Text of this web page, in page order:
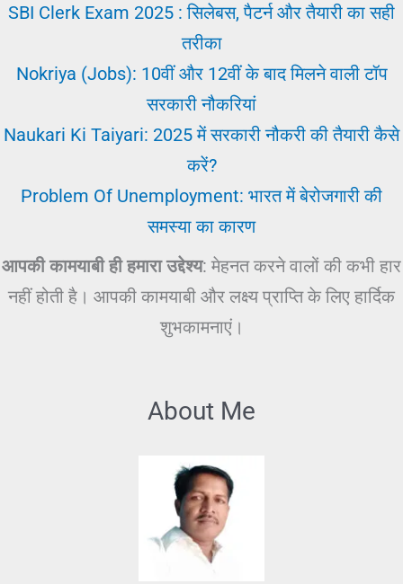
SBI Clerk Exam 2025 : सिलेबस, पैटर्न और तैयारी का सही
तरीका
Nokriya (Jobs): 10वीं और 12वीं के बाद मिलने वाली टॉप
सरकारी नौकरियां
Naukari Ki Taiyari: 2025 में सरकारी नौकरी की तैयारी कैसे
करें?
Problem Of Unemployment: भारत में बेरोजगारी की
समस्या का कारण
आपकी कामयाबी ही हमारा उद्देश्य: मेहनत करने वालों की कभी हार
नहीं होती है। आपकी कामयाबी और लक्ष्य प्राप्ति के लिए हार्दिक
शुभकामनाएं।
About Me